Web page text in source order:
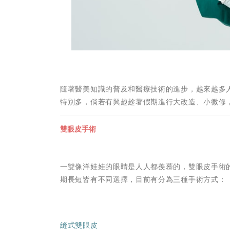
隨著醫美知識的普及和醫療技術的進步，越來越
特別多，倘若有興趣趁著假期進行大改造、小微
雙眼皮手術
一雙像洋娃娃的眼睛是人人都羨慕的，雙眼皮手
期長短皆有不同選擇，目前有分為三種手術方式：
縫式雙眼皮